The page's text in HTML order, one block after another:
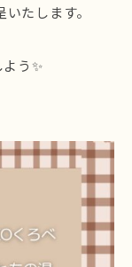
たします。
う✨